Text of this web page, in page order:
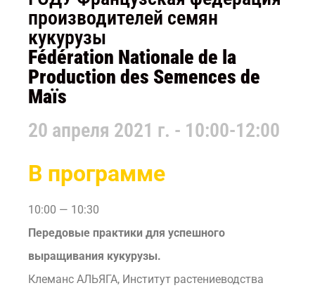
производителей семян
кукурузы
Fédération Nationale de la
Production des Semences de
Maïs
20 апреля 2021 г. - 10:00-12:00
В программе
10:00 — 10:30
Передовые практики для успешного
выращивания кукурузы.
Клеманс АЛЬЯГА, Институт растениеводства